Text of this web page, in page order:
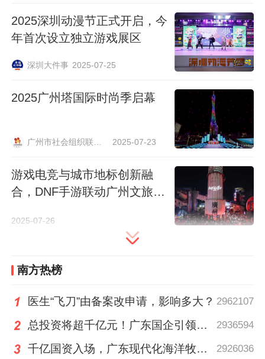
广东省广播电视局副局长王跃介绍，本届展
会将紧扣影视动漫行业发展动态，聚焦前沿
趋势，全景式呈现国内外优质动漫内容、前
2025深圳动漫节正式开启，今
年首次设立独立游戏展区
深圳大件事 2025-07-25
2025广州塔国际时尚季启幕
2025-07-23
游戏电竞与城市地标创新融
合，DNF手游联动广州文旅活
2025-07-26
南方热榜
医生“飞刀”由备案改申请，影响多大？ 2962107
总投资将超千亿元！广东国企引领现代化海洋牧场建设 2936594
千亿国资入场，广东现代化海洋牧场建设进入2.0时代｜聊点政经事 2926036